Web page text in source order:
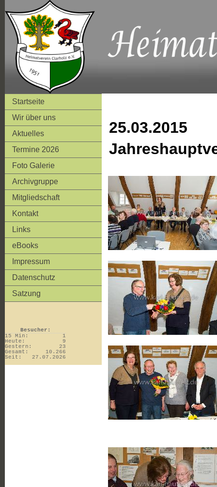
Startseite
Wir über uns
Aktuelles
Termine 2026
Foto Galerie
Archivgruppe
Mitgliedschaft
Kontakt
Links
eBooks
Impressum
Datenschutz
Satzung
Besucher:
15 Min:
1
Heute:
9
Gestern:
23
Gesamt:
10.266
Seit:
27.07.2026
25.03.2015